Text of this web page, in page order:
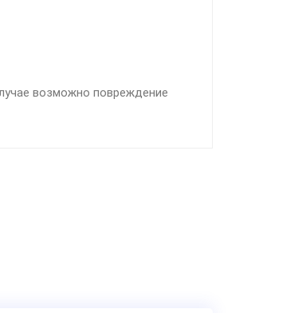
возможно повреждение